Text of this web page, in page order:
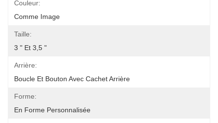
Couleur:
Comme Image
Taille:
3 " Et 3,5 "
Arrière:
Boucle Et Bouton Avec Cachet Arrière
Forme:
En Forme Personnalisée